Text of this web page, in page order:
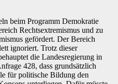
beim Programm Demokratie
Rechtsextremismus und zu
gefördert. Der Bereich
ignoriert. Trotz dieser
die Landesregierung in
428, dass grundsätzlich
für politische Bildung den